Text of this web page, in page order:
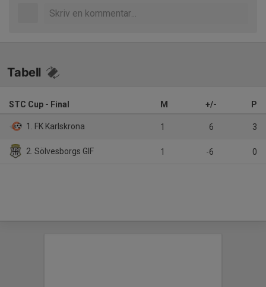
Tabell
STC Cup - Final M +/- P
1. FK Karlskrona 1 6 3
2. Sölvesborgs GIF 1 -6 0